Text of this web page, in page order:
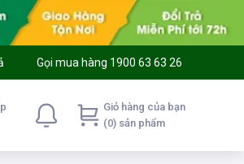
Gọi mua hàng 1900 63 63 26
Giỏ hàng của bạn
(0) sản phẩm